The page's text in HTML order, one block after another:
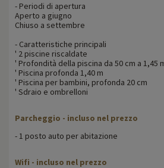
- Periodi di apertura
Aperto a giugno
Chiuso a settembre
- Caratteristiche principali
' 2 piscine riscaldate
' Profondità della piscina da 50 cm a 1,45
' Piscina profonda 1,40 m
' Piscina per bambini, profonda 20 cm
' Sdraio e ombrelloni
Parcheggio - incluso nel prezzo
- 1 posto auto per abitazione
Wifi - incluso nel prezzo